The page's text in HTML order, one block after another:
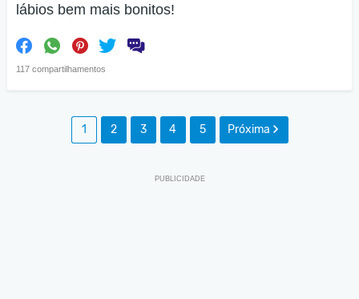
lábios bem mais bonitos!
117 compartilhamentos
1 2 3 4 5 Próxima